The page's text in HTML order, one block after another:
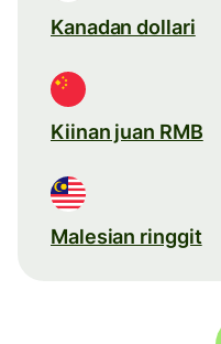
Kanadan dollari
Kiinan juan RMB
Malesian ringgit